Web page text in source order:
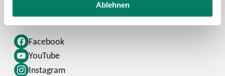
Ablehnen
Facebook
YouTube
Instagram